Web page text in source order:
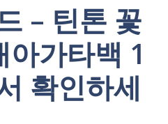
– 틴톤 꽃
가타백 1
확인하세